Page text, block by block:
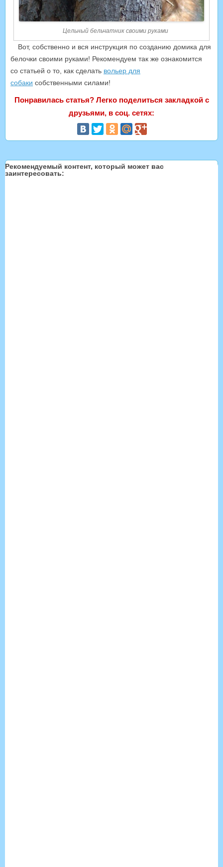
Цельный бельчатник своими руками
Вот, собственно и вся инструкция по созданию домика для
белочки своими руками! Рекомендуем так же ознакомится
со статьей о то, как сделать вольер для
собаки собственными силами!
Понравилась статья? Легко поделиться закладкой с
друзьями, в соц. сетях:
Рекомендуемый контент, который может вас
заинтересовать: